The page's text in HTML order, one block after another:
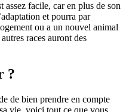
facile, car en plus de son
et pourra par
ou a un nouvel animal
races auront des
?
de bien prendre en compte
vie, voici tout ce que vous